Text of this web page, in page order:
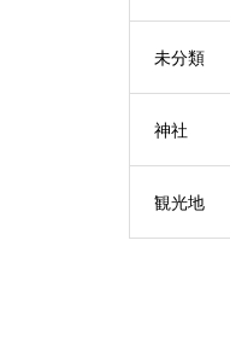
未分類
神社
観光地